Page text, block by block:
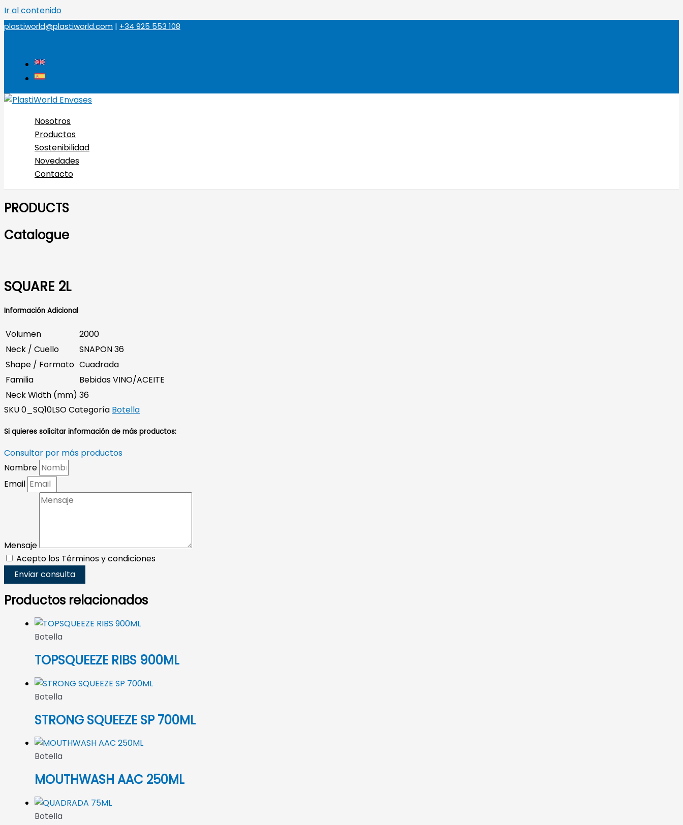
Ir al contenido
plastiworld@plastiworld.com | +34 925 553 108
Nosotros
Productos
Sostenibilidad
Novedades
Contacto
PRODUCTS
Catalogue
SQUARE 2L
Información Adicional
Volumen
2000
Neck / Cuello
SNAPON 36
Shape / Formato Cuadrada
Familia
Bebidas VINO/ACEITE
Neck Width (mm) 36
SKU0_SQ10LSOCategoría Botella
Si quieres solicitar información de más productos:
Consultar por más productos
Nombre
Email
Mensaje
Acepto los Términos y condiciones
Enviar consulta
Productos relacionados
Botella
TOPSQUEEZE RIBS 900ML
Botella
STRONG SQUEEZE SP 700ML
Botella
MOUTHWASH AAC 250ML
Botella